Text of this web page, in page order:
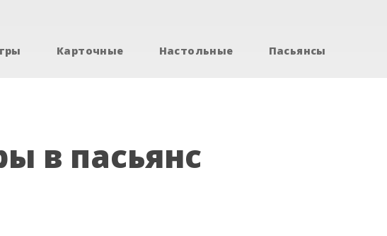
Карточные Настольные Пасьянсы
в пасьянс